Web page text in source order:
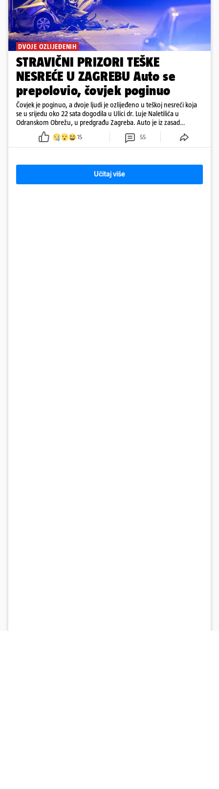
DVOJE OZLIJEĐENIH
STRAVIČNI PRIZORI TEŠKE
NESREĆE U ZAGREBU Auto se
prepolovio, čovjek poginuo
Čovjek je poginuo, a dvoje ljudi je ozlijeđeno u teškoj nesreći koja
se u srijedu oko 22 sata dogodila u Ulici dr. Luje Naletilića u
Odranskom Obrežu, u predgrađu Zagreba. Auto je iz zasad
neutvrđenih razloga sletio s kolnika, a od siline udara vozilo se
prepolovilo.
15 55
Učitaj više